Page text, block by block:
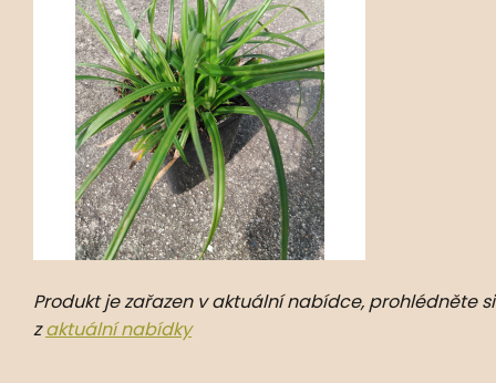
Produkt je zařazen v aktuální nabídce, prohlédněte
zaktuální nabídky